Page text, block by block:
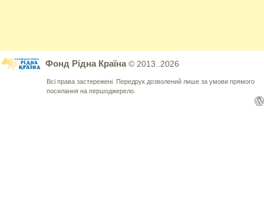
Фонд Рідна Країна© 2013..2026
Всі права застережені. Передрук дозволений лише за умови прямого
посилання на першоджерело.